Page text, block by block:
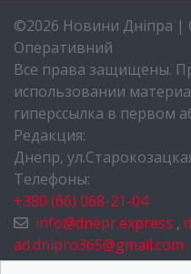
©2026 Новини Дніпра |
Оперативний
Все права защищены.
использовании
гиперссылка в первом
Редакция:
Днепр,
Телефоны:
+380 (66) 068-21-04
info@dnepr.express ,
ad.dnipro365@gmail.com